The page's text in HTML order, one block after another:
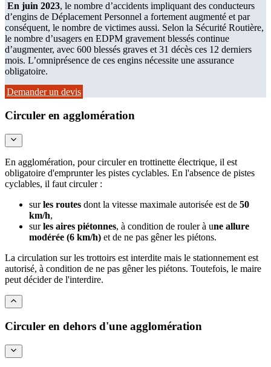
En juin 2023, le nombre d’accidents impliquant des conducteurs
d’engins de Déplacement Personnel a fortement augmenté et par
conséquent, le nombre de victimes aussi. Selon la Sécurité Routière,
le nombre d’usagers en EDPM gravement blessés continue
d’augmenter, avec 600 blessés graves et 31 décès ces 12 derniers
mois. L’omniprésence de ces engins nécessite une assurance
obligatoire.
Demander un devis
Circuler en agglomération
En agglomération, pour circuler en trottinette électrique, il est
obligatoire d'emprunter les pistes cyclables. En l'absence de pistes
cyclables, il faut circuler :
surles routes dont la vitesse maximale autorisée est de 50
km/h,
surles aires piétonnes, à condition de rouler à une allure
modérée (6 km/h) et de ne pas gêner les piétons.
La circulation sur les trottoirs est interdite mais le stationnement est
autorisé, à condition de ne pas gêner les piétons. Toutefois, le maire
peut décider de l'interdire.
Circuler en dehors d'une agglomération